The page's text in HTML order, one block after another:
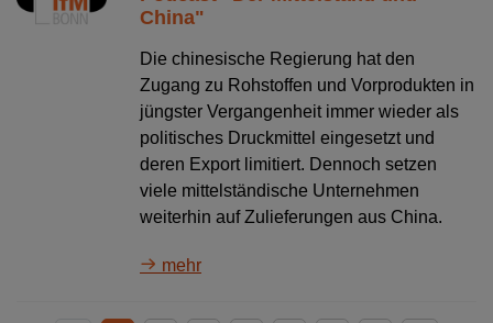
China"
Die chinesische Regierung hat den
Zugang zu Rohstoffen und Vorprodukten in
jüngster Vergangenheit immer wieder als
politisches Druckmittel eingesetzt und
deren Export limitiert. Dennoch setzen
viele mittelständische Unternehmen
weiterhin auf Zulieferungen aus China.
mehr